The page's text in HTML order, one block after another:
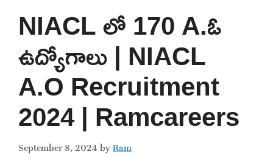
NIACL లో 170 A.ఓ
ఉద్యోగాలు | NIACL
A.O Recruitment
2024 | Ramcareers
September 8, 2024byRam